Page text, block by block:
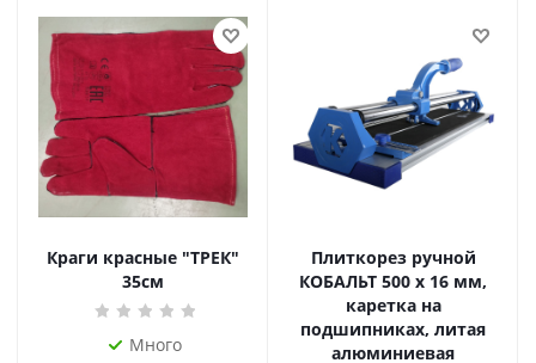
Краги красные "ТРЕК"
35см
Много
Плиткорез ручной
КОБАЛЬТ 500 х 16 мм,
каретка на
подшипниках, литая
алюминиевая